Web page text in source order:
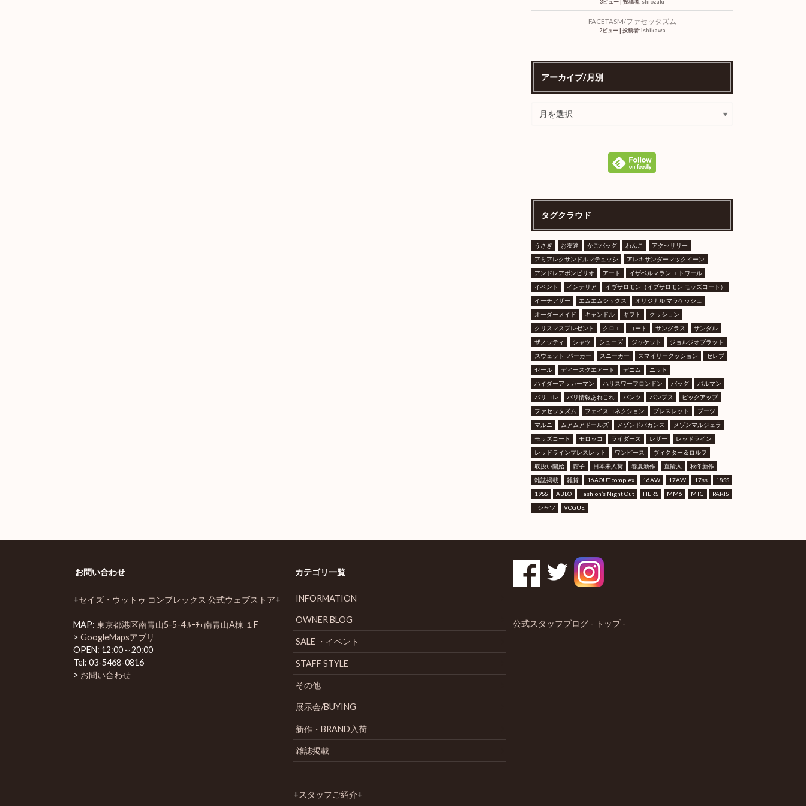
FACETASM/ファセッタズム
2ビュー| 投稿者:ishikawa
アーカイブ/月別
タグクラウド
うさぎ お友達 かごバッグ わんこ
アクセサリー
アミアレクサンドルマテュッシ
アレキサンダーマックイーン
アンドレアポンピリオ
アート
イザベルマラン エトワール
イベント
インテリア
イヴサロモン（イブサロモン モッズコート）
イーチアザー
エムエムシックス
オリジナル マラケッシュ
オーダーメイド
キャンドル ギフト
クッション
クリスマスプレゼント
クロエ コート サングラス
サンダル
ザノッティ
シャツ シューズ ジャケット
ジョルジオブラット
スウェット･パーカー
スニーカー スマイリークッション
セレブ
セール
ディースクエアード デニム
ニット
ハイダーアッカーマン
ハリスワーフロンドン バッグ
バルマン
パリコレ
パリ情報あれこれ パンツ パンプス
ピックアップ
ファセッタズム
フェイスコネクション ブレスレット
ブーツ
マルニ
ムアムアドールズ メゾンドバカンス
メゾンマルジェラ
モッズコート
モロッコ ライダース レザー
レッドライン
レッドラインブレスレット
ワンピース
ヴィクター＆ロルフ
取扱い開始
帽子 日本未入荷 春夏新作 直輸入
秋冬新作
雑誌掲載
雑貨 16AOUT complex 16AW 17AW 17ss
18SS
19SS
ABLO Fashion’s Night Out HERS MM6 MTG
PARIS
Tシャツ
VOGUE
お問い合わせ
+セイズ・ウットゥ コンプレックス 公式ウェブストア+
MAP: 東京都港区南青山5-5-4 ﾙｰﾁｪ南青山A棟 １F
> GoogleMapsアプリ
OPEN: 12:00～20:00
Tel: 03-5468-0816
> お問い合わせ
カテゴリ一覧
INFORMATION
OWNER BLOG
SALE ・イベント
STAFF STYLE
その他
展示会/BUYING
新作・BRAND入荷
雑誌掲載
+スタッフご紹介+
公式スタッフブログ - トップ -